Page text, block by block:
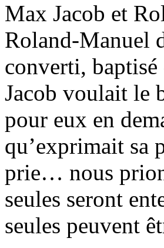
Max Jacob et
Roland-Manuel
converti, baptisé
Jacob voulait le
pour eux en
qu’exprimait sa
prie… nous
seules seront
seules peuvent